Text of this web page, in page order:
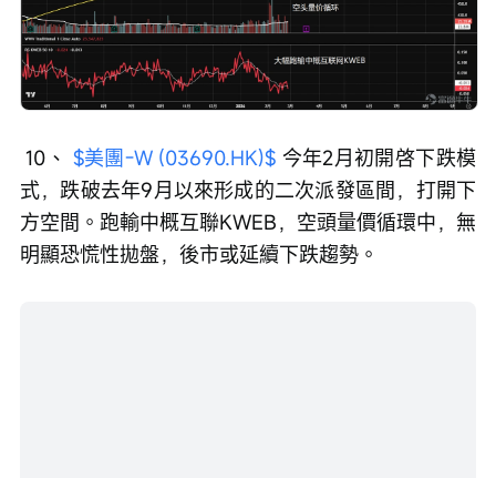
10、 $美團-W (03690.HK)$ 今年2月初開啓下跌模
式，跌破去年9月以來形成的二次派發區間，打開下
方空間。跑輸中概互聯KWEB，空頭量價循環中，無
明顯恐慌性拋盤，後市或延續下跌趨勢。